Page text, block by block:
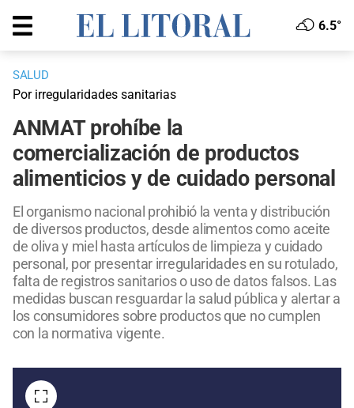
6.5°
SALUD
Por irregularidades sanitarias
ANMAT prohíbe la
comercialización de productos
alimenticios y de cuidado personal
El organismo nacional prohibió la venta y distribución
de diversos productos, desde alimentos como aceite
de oliva y miel hasta artículos de limpieza y cuidado
personal, por presentar irregularidades en su rotulado,
falta de registros sanitarios o uso de datos falsos. Las
medidas buscan resguardar la salud pública y alertar a
los consumidores sobre productos que no cumplen
con la normativa vigente.